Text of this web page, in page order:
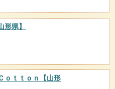
形県】
ｏｔｔｏｎ
【山形